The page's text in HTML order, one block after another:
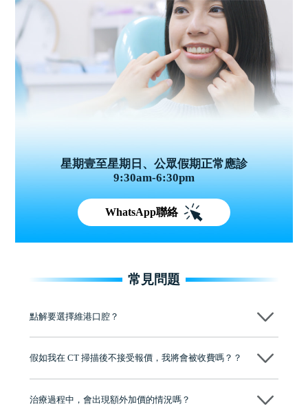
星期壹至星期日、公眾假期正常應診
9:30am-6:30pm
WhatsApp聯絡
常見問題
點解要選擇維港口腔？
維港口腔踐行「醫道濟世」的大學校訓，各分院匯聚來自香港、內地的
牌」、「2025香港企業領袖品牌」，是諾貝爾種植系統全球放心植牙中
至今已服務超過三十個國家和地區的顧客，受到粵港澳大灣區及周邊城
市市民極高的口碑評價及信任推薦 珠海、深圳設有八大分院，香港亦設
有咨詢及服務保障中心，有任何問題都可以隨時預約免費咨詢，讓人十
假如我在 CT 掃描後不接受報價，我將會被收費嗎？？
治療過程中，會出現額外加價的情況嗎？